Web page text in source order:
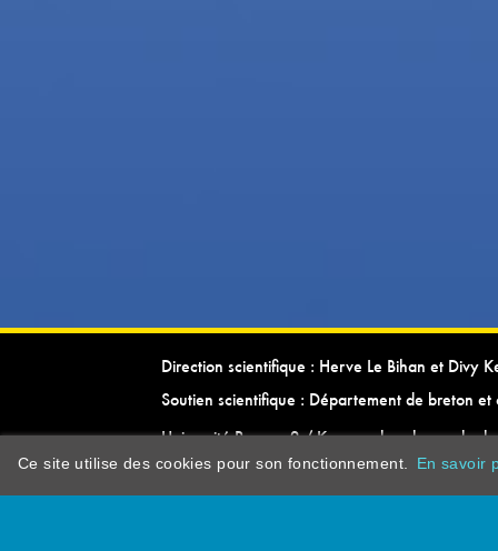
Direction scientifique : Herve Le Bihan et Divy
Soutien scientifique : Département de breton et
Université Rennes 2 / Kevrenn brezhoneg ha
Ce site utilise des cookies pour son fonctionnement. En savoir